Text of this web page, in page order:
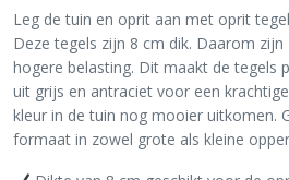
Leg de tuin en oprit aan met oprit
Deze tegels zijn 8 cm dik. Daarom
hogere belasting. Dit maakt de tegels
uit grijs en antraciet voor een
kleur in de tuin nog mooier uitkomen.
formaat in zowel grote als kleine